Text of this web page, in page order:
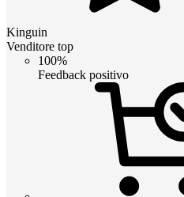
Kinguin
Venditore top
100%
Feedback positivo